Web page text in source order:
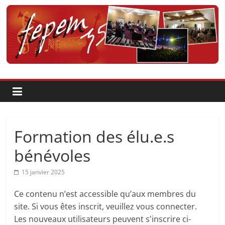
Passer
contenu
Fédération
pour
la
Pratique
et
l'Enseignement
Artistique
Formation des élu.e.s
bénévoles
15 janvier 2025
Ce contenu n’est accessible qu’aux membres du
site. Si vous êtes inscrit, veuillez vous connecter.
Les nouveaux utilisateurs peuvent s'inscrire ci-